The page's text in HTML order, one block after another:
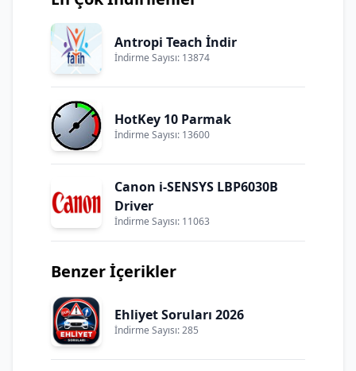
Antropi Teach İndir
İndirme Sayısı: 13874
HotKey 10 Parmak
İndirme Sayısı: 13600
Canon i-SENSYS LBP6030B
Driver
İndirme Sayısı: 11063
Benzer İçerikler
Ehliyet Soruları 2026
İndirme Sayısı: 285